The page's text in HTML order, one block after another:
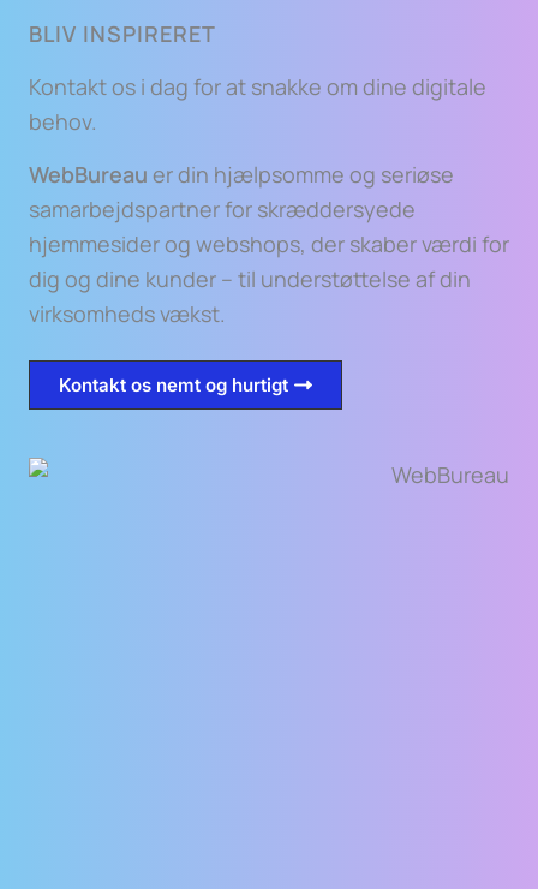
BLIV INSPIRERET
Kontakt os i dag for at snakke om dine digitale
behov.
WebBureau er din hjælpsomme og seriøse
samarbejdspartner for skræddersyede
hjemmesider og webshops, der skaber værdi for
dig og dine kunder – til understøttelse af din
virksomheds vækst.
Kontakt os nemt og hurtigt